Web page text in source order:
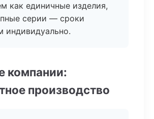
как единичные изделия,
серии — сроки
индивидуально.
компании:
производство